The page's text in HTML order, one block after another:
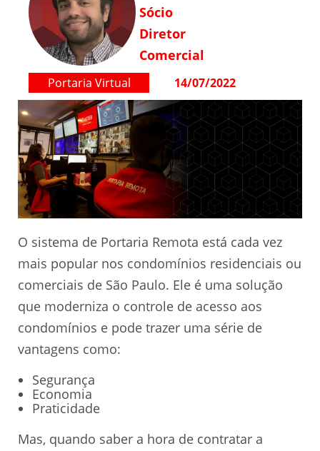
Sócio
Diretor
Comercial
Portaria Virtual 14/07/2022
O sistema de Portaria Remota está cada vez
mais popular nos condomínios residenciais ou
comerciais de São Paulo. Ele é uma solução
que moderniza o controle de acesso aos
condomínios e pode trazer uma série de
vantagens como:
Segurança
Economia
Praticidade
Mas, quando saber a hora de contratar a